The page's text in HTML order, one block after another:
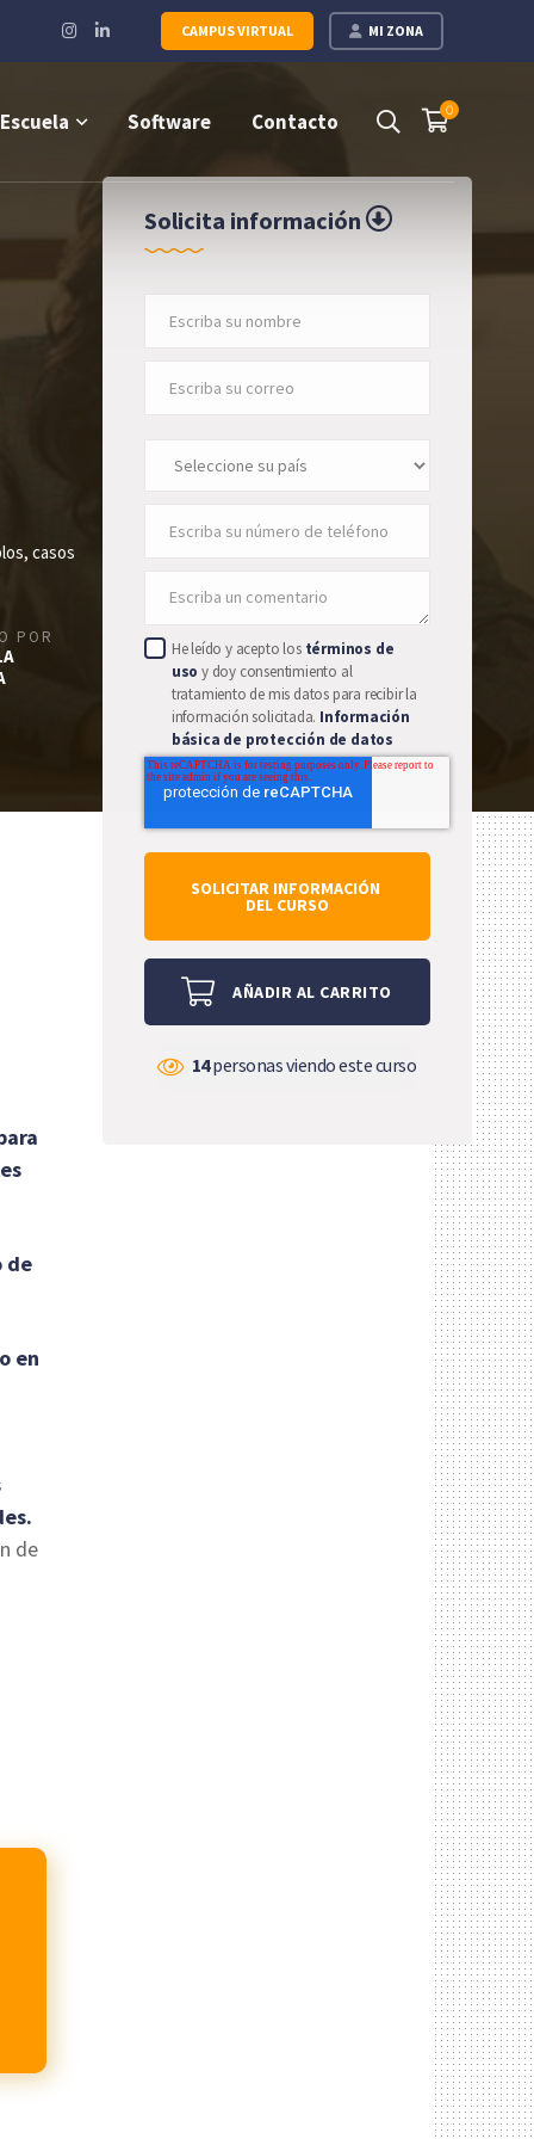
MI ZONA
CAMPUS VIRTUAL
Instagram
Profile
LinkedIn
Profile
0
Escuela Software Contacto
casos
POR
Solicita información
He leído y acepto los términos de
uso y doy consentimiento al
tratamiento de mis datos para recibir la
información solicitada. Información
básica de protección de datos
AÑADIR AL CARRITO
14personas viendo este curso
de
en
de